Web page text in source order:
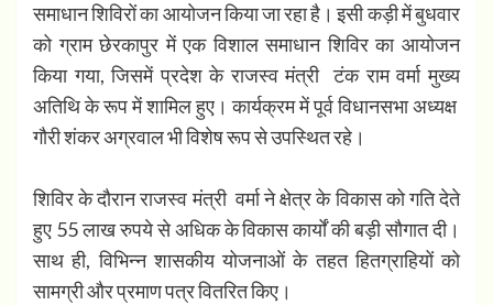
समाधान शिविरों का आयोजन किया जा रहा है। इसी कड़ी में बुधवार
को ग्राम छेरकापुर में एक विशाल समाधान शिविर का आयोजन
किया गया, जिसमें प्रदेश के राजस्व मंत्री टंक राम वर्मा मुख्य
अतिथि के रूप में शामिल हुए। कार्यक्रम में पूर्व विधानसभा अध्यक्ष
गौरी शंकर अग्रवाल भी विशेष रूप से उपस्थित रहे।
शिविर के दौरान राजस्व मंत्री वर्मा ने क्षेत्र के विकास को गति देते
हुए 55 लाख रुपये से अधिक के विकास कार्यों की बड़ी सौगात दी।
साथ ही, विभिन्न शासकीय योजनाओं के तहत हितग्राहियों को
सामग्री और प्रमाण पत्र वितरित किए।